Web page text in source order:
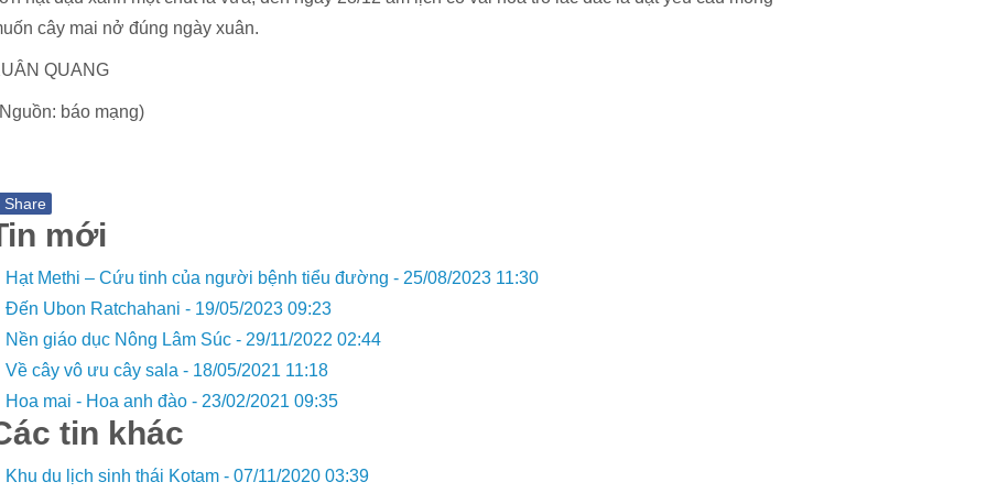
cây mai nở đúng ngày xuân.
QUANG
báo mạng)
Share
mới
Hạt Methi – Cứu tinh của người bệnh tiểu đường - 25/08/2023 11:30
Đến Ubon Ratchahani - 19/05/2023 09:23
Nền giáo dục Nông Lâm Súc - 29/11/2022 02:44
Về cây vô ưu cây sala - 18/05/2021 11:18
Hoa mai - Hoa anh đào - 23/02/2021 09:35
tin khác
Khu du lịch sinh thái Kotam -07/11/2020 03:39